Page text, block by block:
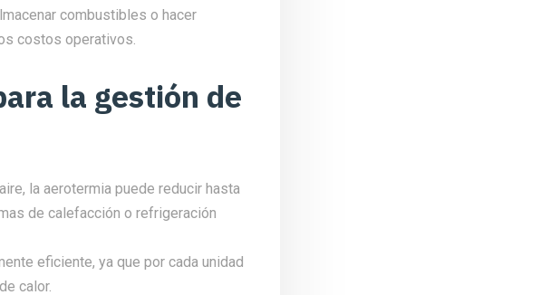
combustibles o hacer
costos operativos.
la gestión de
la aerotermia puede reducir hasta
de calefacción o refrigeración
eficiente, ya que por cada unidad
calor.